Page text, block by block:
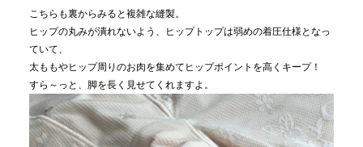
こちらも裏からみると複雑な縫製。
ヒップの丸みが潰れないよう、ヒップトップは弱めの着圧仕様となっ
ていて、
太ももやヒップ周りのお肉を集めてヒップポイントを高くキープ！
すら～っと、脚を長く見せてくれますよ。